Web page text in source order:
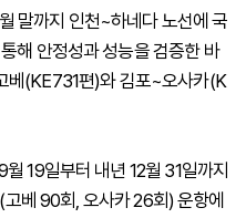
말까지 인천~하네다 노선에 국
해 안정성과 성능을 검증한 바
베(KE731편)와 김포~오사카(K
19일부터 내년 12월 31일까지
베 90회, 오사카 26회) 운항에